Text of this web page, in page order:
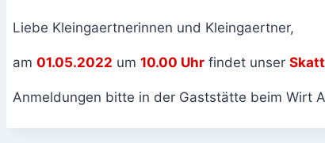
Liebe Kleingaertnerinnen und Kleingaertner,
am 01.05.2022 um 10.00 Uhr findet unser
Anmeldungen bitte in der Gaststätte beim Wirt